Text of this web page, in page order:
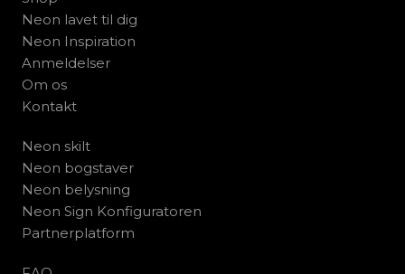
Neon lavet til dig
Neon Inspiration
Anmeldelser
Om os
Kontakt
Neon skilt
Neon bogstaver
Neon belysning
Neon Sign Konfiguratoren
Partnerplatform